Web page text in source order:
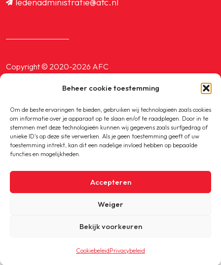
Beheer cookie toestemming
Om de beste ervaringen te bieden, gebruiken wij technologieën zoals cookies
om informatie over je apparaat op te slaan en/of te raadplegen. Door in te
stemmen met deze technologieën kunnen wij gegevens zoals surfgedrag of
unieke ID's op deze site verwerken. Als je geen toestemming geeft of uw
toestemming intrekt, kan dit een nadelige invloed hebben op bepaalde
functies en mogelijkheden.
Accepteren
Weiger
Bekijk voorkeuren
CookiebeleidPrivacybeleid
Copyright © 2020-2026 AFC
Cookiebeleid